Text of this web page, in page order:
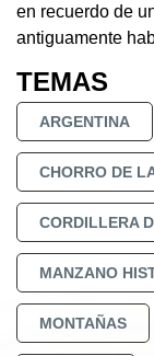
en recuerdo de
antiguamente
TEMAS
ARGENTINA
CHORRO DE
CORDILLERA
MANZANO
MONTAÑAS